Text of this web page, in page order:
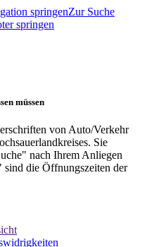
springenZur Suche
springen
müssen
von Auto/Verkehr
Sie
nach Ihrem Anliegen
die Öffnungszeiten der